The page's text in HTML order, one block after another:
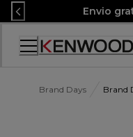
Skip
to
Content
Envio
Brand Days Brand